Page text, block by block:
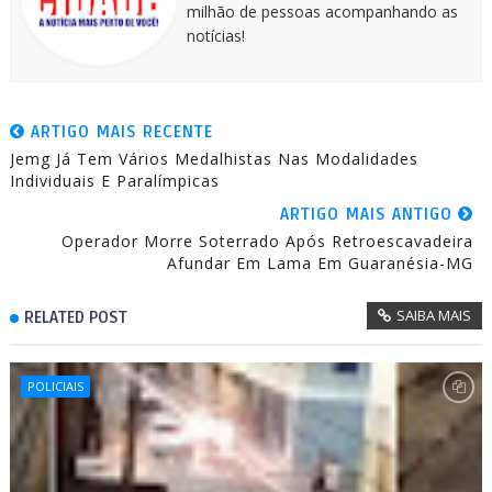
milhão de pessoas acompanhando as
notícias!
ARTIGO MAIS RECENTE
Jemg Já Tem Vários Medalhistas Nas Modalidades
Individuais E Paralímpicas
ARTIGO MAIS ANTIGO
Operador Morre Soterrado Após Retroescavadeira
Afundar Em Lama Em Guaranésia-MG
RELATED POST SAIBA MAIS
POLICIAIS